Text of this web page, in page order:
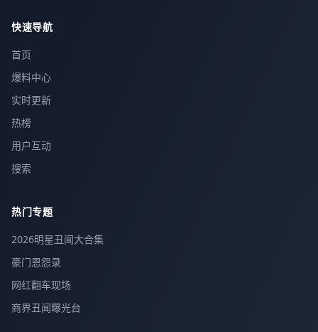
快速导航
首页
爆料中心
实时更新
热榜
用户互动
搜索
热门专题
2026明星丑闻大合集
豪门恩怨录
网红翻车现场
商界丑闻曝光台